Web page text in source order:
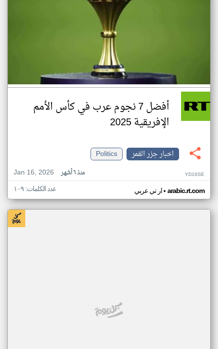
أفضل 7 نجوم عرب في كأس الأمم
الإفريقية 2025
اخبار جزر القمر
Politics
Jan 16, 2026
منذ ٦ أشهر YD16SE
ار تي عربي• arabic.rt.com عدد الكلمات: ١٠٩